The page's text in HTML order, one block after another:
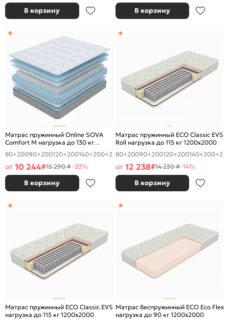
В корзину В корзину
Матрас пружинный Online SOVA
Comfort M нагрузка до 130 кг
1200x2000
80×20090×200120×200140×200+2
от 10 244₽15 290 ₽-33%
В корзину
Матрас пружинный ECO Classic EVS
Roll нагрузка до 115 кг 1200x2000
80×20090×200120×200140×200+2
от 12 238₽14 230 ₽-14%
В корзину
Матрас пружинный ECO Classic EVS
нагрузка до 115 кг 1200x2000
Матрас беспружинный ECO Eco Flex
нагрузка до 90 кг 1200x2000